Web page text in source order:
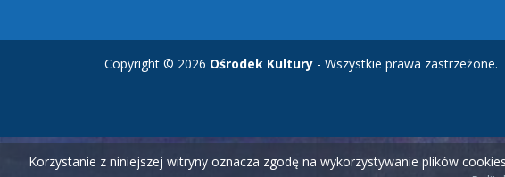
Copyright © 2026 Ośrodek Kultury - Wszystkie prawa zastrzeżone.
Korzystanie z niniejszej witryny oznacza zgodę na wykorzystywanie plików